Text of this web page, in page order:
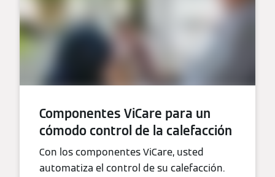
Componentes ViCare para un
cómodo control de la calefacción
Con los componentes ViCare, usted
automatiza el control de su calefacción.